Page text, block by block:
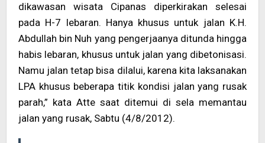
dikawasan wisata Cipanas diperkirakan selesai
pada H-7 lebaran. Hanya khusus untuk jalan K.H.
Abdullah bin Nuh yang pengerjaanya ditunda hingga
habis lebaran, khusus untuk jalan yang dibetonisasi.
Namu jalan tetap bisa dilalui, karena kita laksanakan
LPA khusus beberapa titik kondisi jalan yang rusak
parah,” kata Atte saat ditemui di sela memantau
jalan yang rusak, Sabtu (4/8/2012).